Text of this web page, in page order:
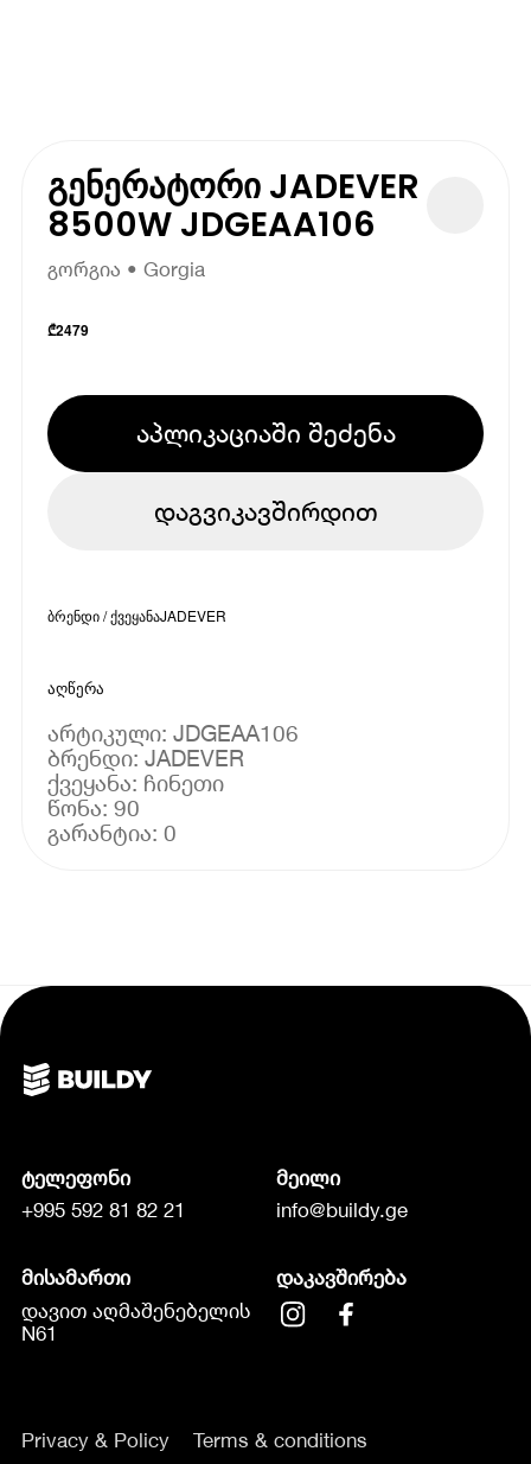
გენერატორი JADEVER
8500W JDGEAA106
გორგია • Gorgia
₾2479
აპლიკაციაში შეძენა
დაგვიკავშირდით
ბრენდი / ქვეყანაJADEVER
აღწერა
არტიკული: JDGEAA106
ბრენდი: JADEVER
ქვეყანა: ჩინეთი
წონა: 90
ტელეფონი
+995 592 81 82 21
მეილი
info@buildy.ge
მისამართი
დავით აღმაშენებელის
N61
დაკავშირება
Privacy & Policy Terms & conditions